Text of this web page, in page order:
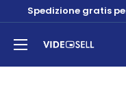
contenuto
Spedizione gratis
Videosell
store